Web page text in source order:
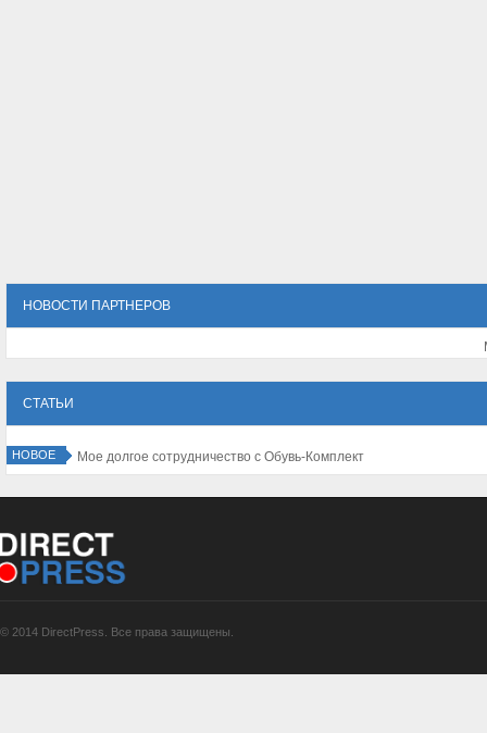
НОВОСТИ ПАРТНЕРОВ
СТАТЬИ
НОВОЕ Мое долгое сотрудничество с Обувь-Комплект
© 2014 DirectPress. Все права защищены.